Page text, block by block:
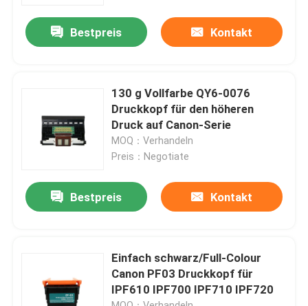
Fabrik Tour
Kontakt
Bürodrucker
Elektronische Komponenten
Ballschraubgetriebe
Bestpreis Kontakt
130 g Vollfarbe QY6-0076
Druckkopf für den höheren
Druck auf Canon-Serie
MOQ：Verhandeln
Preis：Negotiate
Bestpreis Kontakt
Einfach schwarz/Full-Colour
Canon PF03 Druckkopf für
IPF610 IPF700 IPF710 IPF720